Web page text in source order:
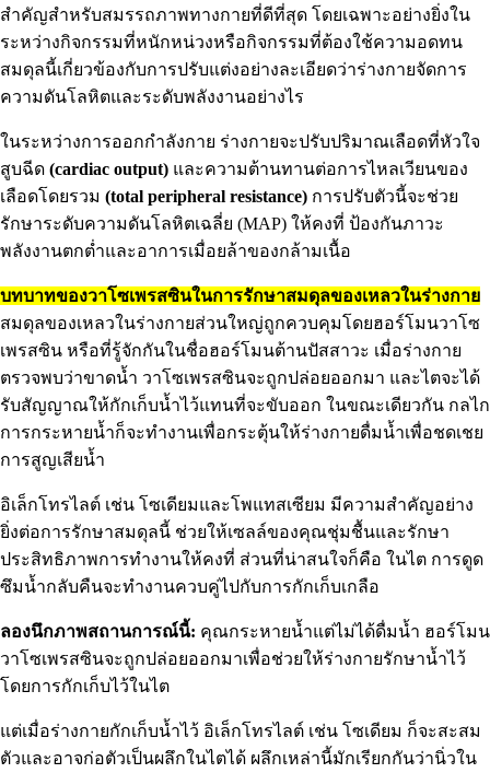
สำคัญสำหรับสมรรถภาพทางกายที่ดีที่สุด โดยเฉพาะอย่างยิ่งใน
ระหว่างกิจกรรมที่หนักหน่วงหรือกิจกรรมที่ต้องใช้ความอดทน
สมดุลนี้เกี่ยวข้องกับการปรับแต่งอย่างละเอียดว่าร่างกายจัดการ
ความดันโลหิตและระดับพลังงานอย่างไร
ในระหว่างการออกกำลังกาย ร่างกายจะปรับปริมาณเลือดที่หัวใจ
สูบฉีด (cardiac output) และความต้านทานต่อการไหลเวียนของ
เลือดโดยรวม (total peripheral resistance) การปรับตัวนี้จะช่วย
รักษาระดับความดันโลหิตเฉลี่ย (MAP) ให้คงที่ ป้องกันภาวะ
พลังงานตกต่ำและอาการเมื่อยล้าของกล้ามเนื้อ
บทบาทของวาโซเพรสซินในการรักษาสมดุลของเหลวในร่างกาย
สมดุลของเหลวในร่างกายส่วนใหญ่ถูกควบคุมโดยฮอร์โมนวาโซ
เพรสซิน หรือที่รู้จักกันในชื่อฮอร์โมนต้านปัสสาวะ เมื่อร่างกาย
ตรวจพบว่าขาดน้ำ วาโซเพรสซินจะถูกปล่อยออกมา และไตจะได้
รับสัญญาณให้กักเก็บน้ำไว้แทนที่จะขับออก ในขณะเดียวกัน กลไก
การกระหายน้ำก็จะทำงานเพื่อกระตุ้นให้ร่างกายดื่มน้ำเพื่อชดเชย
การสูญเสียน้ำ
อิเล็กโทรไลต์ เช่น โซเดียมและโพแทสเซียม มีความสำคัญอย่าง
ยิ่งต่อการรักษาสมดุลนี้ ช่วยให้เซลล์ของคุณชุ่มชื้นและรักษา
ประสิทธิภาพการทำงานให้คงที่ ส่วนที่น่าสนใจก็คือ ในไต การดูด
ซึมน้ำกลับคืนจะทำงานควบคู่ไปกับการกักเก็บเกลือ
ลองนึกภาพสถานการณ์นี้: คุณกระหายน้ำแต่ไม่ได้ดื่มน้ำ ฮอร์โมน
วาโซเพรสซินจะถูกปล่อยออกมาเพื่อช่วยให้ร่างกายรักษาน้ำไว้
โดยการกักเก็บไว้ในไต
แต่เมื่อร่างกายกักเก็บน้ำไว้ อิเล็กโทรไลต์ เช่น โซเดียม ก็จะสะสม
ตัวและอาจก่อตัวเป็นผลึกในไตได้ ผลึกเหล่านี้มักเรียกกันว่านิ่วใน